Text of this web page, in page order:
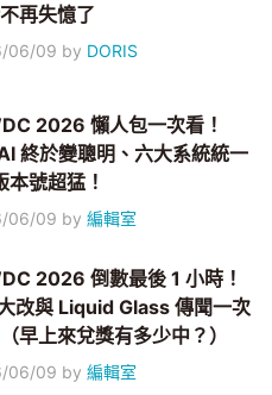
再失憶了
06/09 by DORIS
2026 懶人包一次看！
終於變聰明、六大系統統一
本號超猛！
06/09 by編輯室
2026 倒數最後 1 小時！
改與 Liquid Glass 傳聞一次
早上來兌獎有多少中？）
06/09 by編輯室